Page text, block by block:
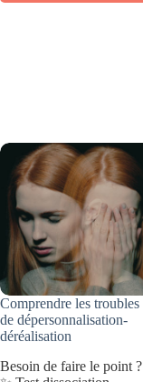
y
faire
face
cet
automne
Comprendre les troubles
de dépersonnalisation-
déréalisation
Besoin de faire le point ?